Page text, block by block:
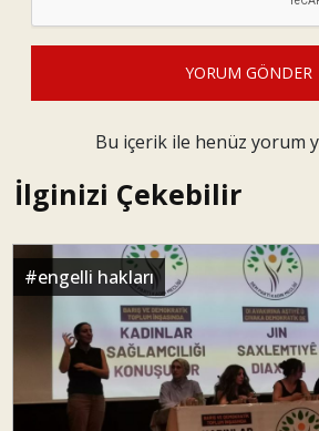
YORUM GÖNDER
Bu içerik ile henüz yorum
İlginizi Çekebilir
#engelli hakları